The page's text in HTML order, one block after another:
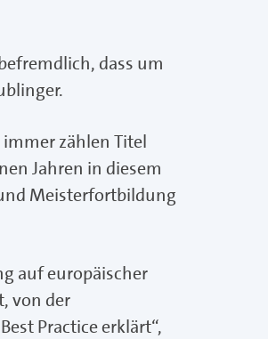
dass um
zählen Titel
Jahren in diesem
Meisterfortbildung
auf europäischer
von der
Practice erklärt“,